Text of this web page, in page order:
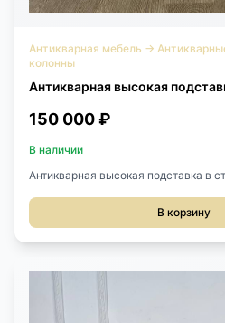
Антикварная мебель →
колонны
Антикварная высокая
150 000 ₽
В наличии
Антикварная высокая подставка в
см.Диаметр столешницы 31 см.
В корзину